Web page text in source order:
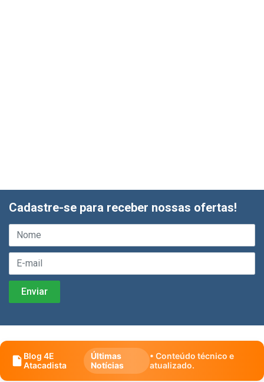
Cadastre-se para receber nossas ofertas!
Blog 4E
Atacadista
Últimas
Notícias
• Conteúdo técnico e
atualizado.